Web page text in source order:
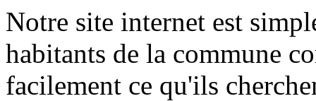
Notre site internet est
habitants de la commune
facilement ce qu'ils